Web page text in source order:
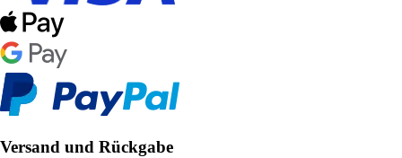
Versand und Rückgabe